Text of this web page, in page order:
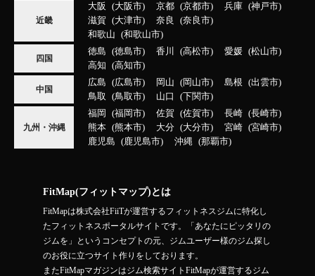
近畿
大阪 大阪市 京都 京都市 兵庫
神戸市
滋賀
大津市 奈良
奈良市
和歌山
和歌山市
四国
徳島 徳島市 香川 高松市 愛媛
松山市
高知
高知市
中国
広島 広島市 岡山 岡山市 島根
出雲市
鳥取
鳥取市 山口 下関市
九州・沖縄
福岡 福岡市 佐賀 佐賀市 長崎
長崎市
熊本
熊本市 大分 大分市 宮崎
宮崎市
鹿児島
鹿児島市 沖縄 那覇市
FitMap(フィットマップ)とは
FitMapは株式会社FiiTが運営するフィットネスジムに特化し
たフィットネスポータルサイトです。「あなたにピッタリの
ジムを」というコンセプトの元、ジムユーザー様のジム探し
のお役に立つサイト作りをしております。
またFitMapマガジンはジム検索サイトFitMapが運営するジム